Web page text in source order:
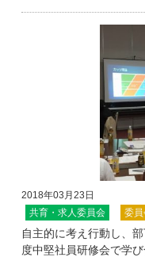
2018年03月23日
共育・求人委員会
委員
自主的に考え行動し、
度中堅社員研修会で学び